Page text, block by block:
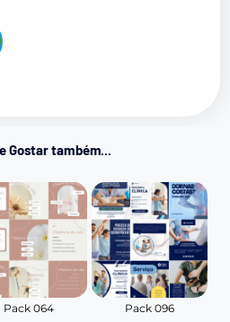
Gostar também...
Pack 064 Pack 096